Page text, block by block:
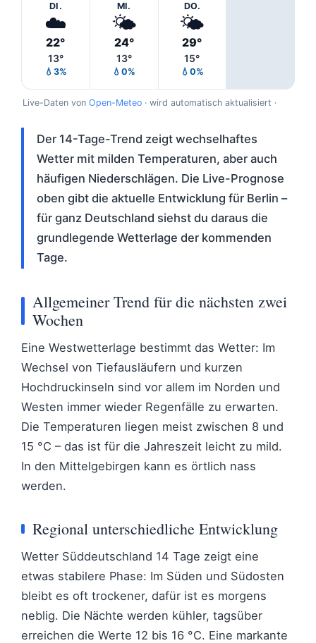
DI.
☁️
22°
13°
💧3%
MI.
🌤️
24°
13°
💧0%
DO.
🌤️
29°
15°
💧0%
Live-Daten von Open-Meteo · wird automatisch aktualisiert ·
Der 14-Tage-Trend zeigt wechselhaftes
Wetter mit milden Temperaturen, aber auch
häufigen Niederschlägen. Die Live-Prognose
oben gibt die aktuelle Entwicklung für Berlin –
für ganz Deutschland siehst du daraus die
grundlegende Wetterlage der kommenden
Tage.
Allgemeiner Trend für die nächsten zwei
Wochen
Eine Westwetterlage bestimmt das Wetter: Im
Wechsel von Tiefausläufern und kurzen
Hochdruckinseln sind vor allem im Norden und
Westen immer wieder Regenfälle zu erwarten.
Die Temperaturen liegen meist zwischen 8 und
15 °C – das ist für die Jahreszeit leicht zu mild.
In den Mittelgebirgen kann es örtlich nass
werden.
Regional unterschiedliche Entwicklung
Wetter Süddeutschland 14 Tage zeigt eine
etwas stabilere Phase: Im Süden und Südosten
bleibt es oft trockener, dafür ist es morgens
neblig. Die Nächte werden kühler, tagsüber
erreichen die Werte 12 bis 16 °C. Eine markante